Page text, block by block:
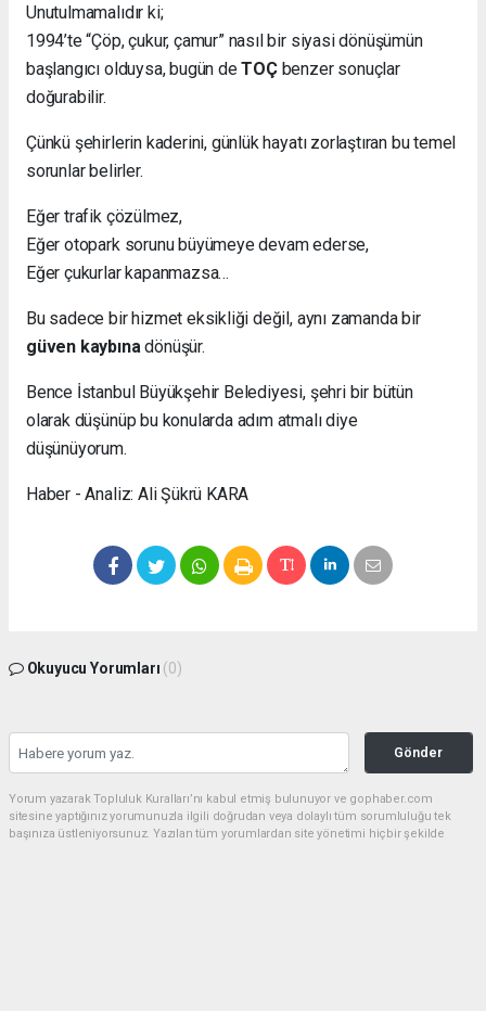
Unutulmamalıdır ki;
1994’te “Çöp, çukur, çamur” nasıl bir siyasi dönüşümün
başlangıcı olduysa, bugün deTOÇbenzer sonuçlar
doğurabilir.
Çünkü şehirlerin kaderini, günlük hayatı zorlaştıran bu temel
sorunlar belirler.
Eğer trafik çözülmez,
Eğer otopark sorunu büyümeye devam ederse,
Eğer çukurlar kapanmazsa…
Bu sadece bir hizmet eksikliği değil, aynı zamanda bir
güven kaybınadönüşür.
Bence İstanbul Büyükşehir Belediyesi, şehri bir bütün
olarak düşünüp bu konularda adım atmalı diye
düşünüyorum.
Haber - Analiz: Ali Şükrü KARA
Okuyucu Yorumları (0)
Gönder
Yorum yazarak Topluluk Kuralları’nı kabul etmiş bulunuyor ve gophaber.com
sitesine yaptığınız yorumunuzla ilgili doğrudan veya dolaylı tüm sorumluluğu tek
başınıza üstleniyorsunuz. Yazılan tüm yorumlardan site yönetimi hiçbir şekilde